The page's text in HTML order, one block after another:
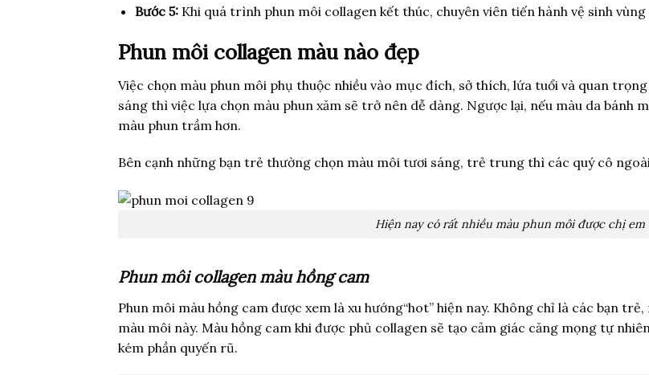
Bước 5: Khi quá trình phun môi collagen kết thúc, chuyên viên tiến hành vệ sinh
Phun môi collagen màu nào đẹp
Việc chọn màu phun môi phụ thuộc nhiều vào mục đích, sở thích, lứa tuổi và quan
sáng thì việc lựa chọn màu phun xăm sẽ trở nên dễ dàng. Ngược lại, nếu màu da bánh
màu phun trầm hơn.
Bên cạnh những bạn trẻ thường chọn màu môi tươi sáng, trẻ trung thì các quý cô
Hiện nay có rất nhiều màu phun môi được chị em
Phun môi collagen màu hồng cam
Phun môi màu hồng cam được xem là xu hướng“hot” hiện nay. Không chỉ là các bạn
màu môi này. Màu hồng cam khi được phủ collagen sẽ tạo cảm giác căng mọng tự
kém phần quyến rũ.